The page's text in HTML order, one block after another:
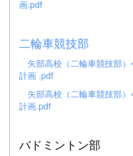
画.pdf
二輪車競技部
矢部高校（二輪車競技部
計画 .pdf
矢部高校（二輪車競技部
計画.pdf
バドミントン部